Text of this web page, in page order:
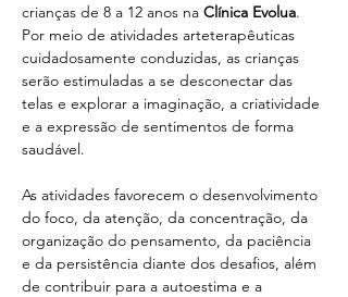
crianças de 8 a 12 anos na Clínica Evolua.
Por meio de atividades arteterapêuticas
cuidadosamente conduzidas, as crianças
serão estimuladas a se desconectar das
telas e explorar a imaginação, a criatividade
e a expressão de sentimentos de forma
saudável.
As atividades favorecem o desenvolvimento
do foco, da atenção, da concentração, da
organização do pensamento, da paciência
e da persistência diante dos desafios, além
de contribuir para a autoestima e a